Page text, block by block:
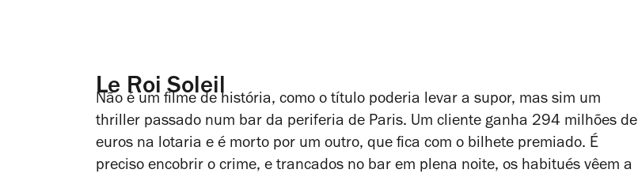
Le Roi Soleil
Não é um filme de história, como o título poderia levar a supor, mas sim um
thriller passado num bar da periferia de Paris. Um cliente ganha 294 milhões de
euros na lotaria e é morto por um outro, que fica com o bilhete premiado. É
preciso encobrir o crime, e trancados no bar em plena noite, os habitués vêem a